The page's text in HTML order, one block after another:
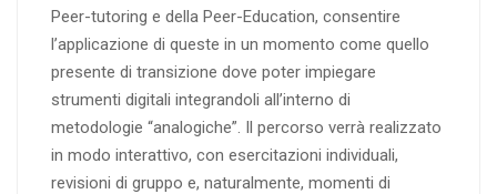
Peer-tutoring e della Peer-Education, consentire
l’applicazione di queste in un momento come quello
presente di transizione dove poter impiegare
strumenti digitali integrandoli all’interno di
metodologie “analogiche”. Il percorso verrà realizzato
in modo interattivo, con esercitazioni individuali,
revisioni di gruppo e, naturalmente, momenti di